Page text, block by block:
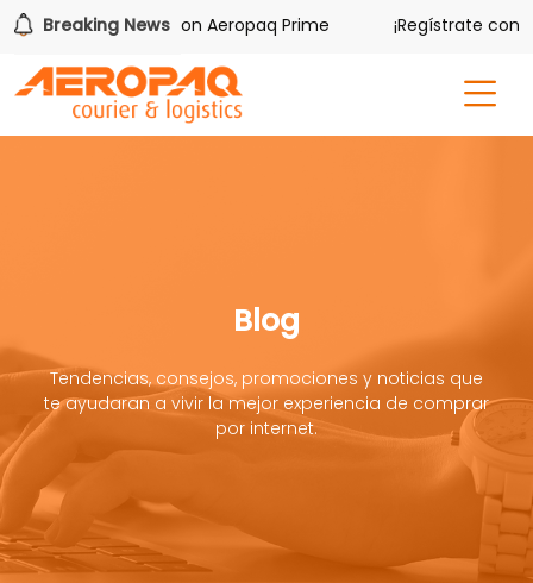
Breaking News
iPhone 17 Pro con Aeropaq Prime ¡Regístrate con
Blog
Tendencias, consejos, promociones y noticias que
te ayudaran a vivir la mejor experiencia de comprar
por internet.